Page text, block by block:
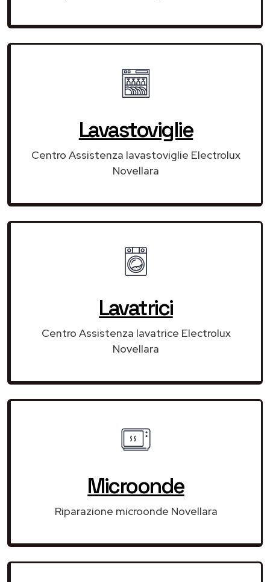
Lavastoviglie
Centro Assistenza lavastoviglie Electrolux
Novellara
Lavatrici
Centro Assistenza lavatrice Electrolux
Novellara
Microonde
Riparazione microonde Novellara